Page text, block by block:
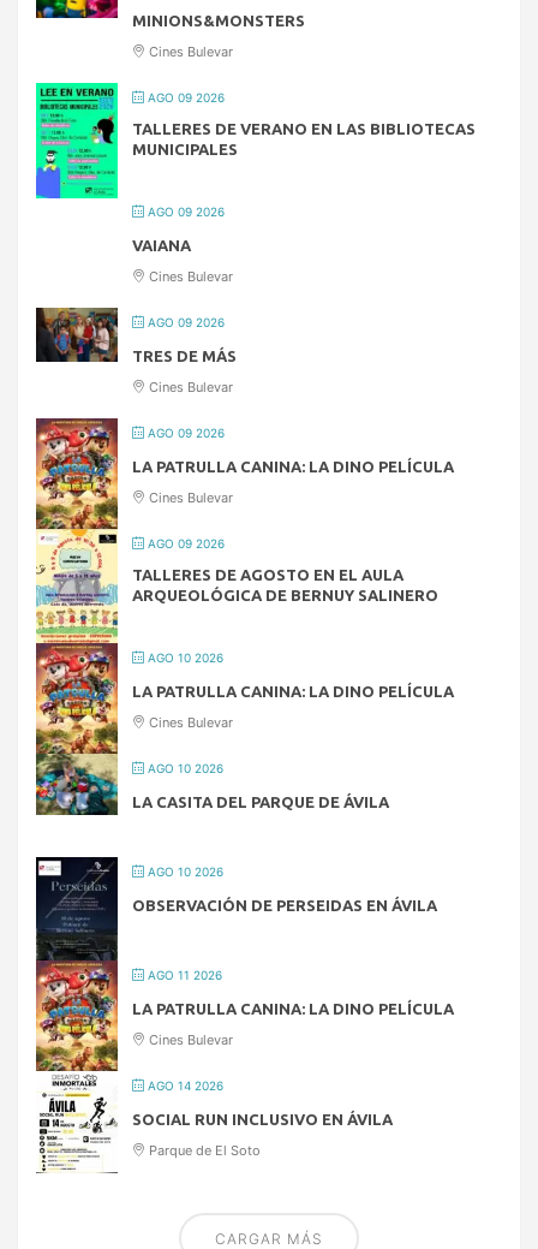
MINIONS&MONSTERS
Cines Bulevar
AGO 09 2026
TALLERES DE VERANO EN LAS BIBLIOTECAS
MUNICIPALES
AGO 09 2026
VAIANA
Cines Bulevar
AGO 09 2026
TRES DE MÁS
Cines Bulevar
AGO 09 2026
LA PATRULLA CANINA: LA DINO PELÍCULA
Cines Bulevar
AGO 09 2026
TALLERES DE AGOSTO EN EL AULA
ARQUEOLÓGICA DE BERNUY SALINERO
AGO 10 2026
LA PATRULLA CANINA: LA DINO PELÍCULA
Cines Bulevar
AGO 10 2026
LA CASITA DEL PARQUE DE ÁVILA
AGO 10 2026
OBSERVACIÓN DE PERSEIDAS EN ÁVILA
AGO 11 2026
LA PATRULLA CANINA: LA DINO PELÍCULA
Cines Bulevar
AGO 14 2026
SOCIAL RUN INCLUSIVO EN ÁVILA
Parque de El Soto
CARGAR MÁS